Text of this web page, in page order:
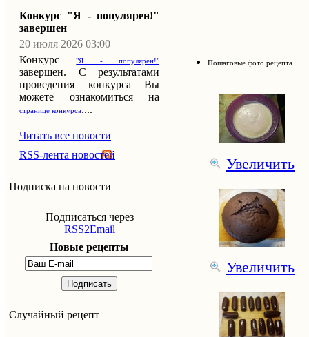
Конкурс "Я - популярен!"
завершен
20 июля 2026 03:00
Конкурс"Я - популярен!"
завершен. С результатами
проведения конкурса Вы
можете ознакомиться на
странице конкурса....
Читать все новости
RSS-лента новостей
Подписка на новости
Подписаться через
RSS2Email
Новые рецепты
Подписать
Случайный рецепт
Пошаговые фото рецепта
Увеличить
Увеличить